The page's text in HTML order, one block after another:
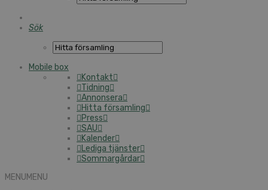
Sök
Mobile box
Kontakt
Tidning
Annonsera
Hitta församling
Press
SAU
Kalender
Lediga tjänster
Sommargårdar
MENUMENU